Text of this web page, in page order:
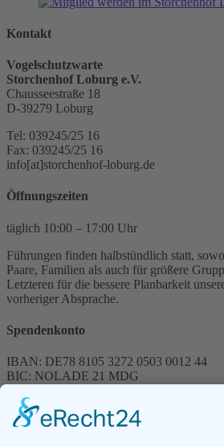
Kontakt
Vogelschutzwarte
Storchenhof Loburg e.V.
Chausseestraße 18
D-39279 Loburg
Tel: 039245/25 16
Fax: 039245/25 16
info[at]storchenhof-loburg.de
Öffnungszeiten
täglich 10:00 – 17:00 Uhr
Führungen finden halbstündlich statt,
Paare, Familien als auch für größere
Letzteren für die bessere Planbarkeit
vorheriger Absprache.
Spendenkonto
IBAN: DE78 8105 3272 0503 0012 44
BIC: NOLADE 21 MDG
Spenden können steuerlich abgesetzt